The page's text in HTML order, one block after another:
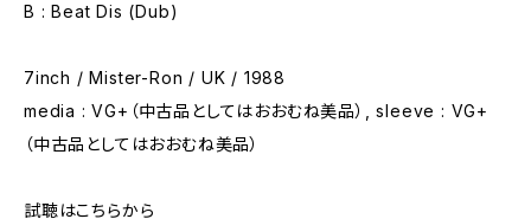
B : Beat Dis (Dub)
7inch / Mister-Ron / UK / 1988
media : VG+（中古品としてはおおむね美品）, sleeve : VG+
（中古品としてはおおむね美品）
試聴はこちらから